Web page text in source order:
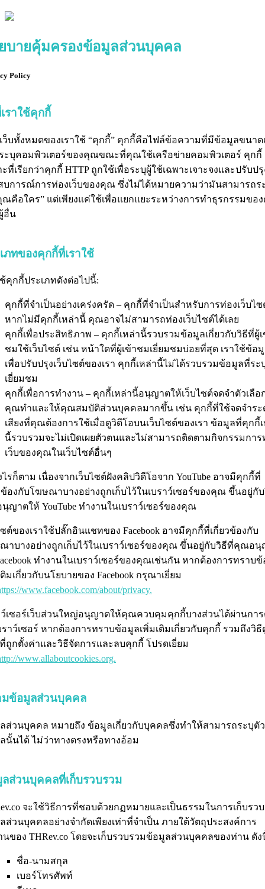
บายคุ้มครองข้อมูลส่วนบุคคล
Policy
ราใช้คุกกี้
ว็บทั้งหมดของเราใช้ “คุกกี้” คุกกี้คือไฟล์ข้อความที่มีข้อมูลขนาด
ะบุคอมพิวเตอร์ของคุณขณะที่คุณใช้เครือข่ายคอมพิวเตอร์ คุกกี้
ะที่เรียกว่าคุกกี้ HTTP ถูกใช้เพื่อระบุผู้ใช้เฉพาะเจาะจงและปรับปรุ
บการณ์การท่องเว็บของคุณ ซึ่งไม่ได้หมายความว่ามันสามารถร
ณคือใคร” แต่เพียงแค่ใช้เพื่อแยกแยะระหว่างการทำธุรกรรมขอ
อื่น
ภทของคุกกี้ที่เราใช้
ช้คุกกี้ประเภทดังต่อไปนี้:
คุกกี้ที่จำเป็นอย่างเคร่งครัด – คุกกี้ที่จำเป็นสำหรับการท่องเว็บไซ
หากไม่มีคุกกี้เหล่านี้ คุณอาจไม่สามารถท่องเว็บไซต์ได้เลย
คุกกี้เพื่อประสิทธิภาพ – คุกกี้เหล่านี้รวบรวมข้อมูลเกี่ยวกับวิธีที่ผู้เ
ชมใช้เว็บไซต์ เช่น หน้าใดที่ผู้เข้าชมเยี่ยมชมบ่อยที่สุด เราใช้ข้อ
เพื่อปรับปรุงเว็บไซต์ของเรา คุกกี้เหล่านี้ไม่ได้รวบรวมข้อมูลที่ระ
เยี่ยมชม
คุกกี้เพื่อการทำงาน – คุกกี้เหล่านี้อนุญาตให้เว็บไซต์จดจำตัวเลือ
คุณทำและให้คุณสมบัติส่วนบุคคลมากขึ้น เช่น คุกกี้ที่ใช้จดจำระ
เสียงที่คุณต้องการใช้เมื่อดูวิดีโอบนเว็บไซต์ของเรา ข้อมูลที่คุกกี้
นี้รวบรวมจะไม่เปิดเผยตัวตนและไม่สามารถติดตามกิจกรรมการ
เว็บของคุณในเว็บไซต์อื่นๆ
ไรก็ตาม เนื่องจากเว็บไซต์ฝังคลิปวิดีโอจาก YouTube อาจมีคุกกี้ที่
ข้องกับโฆษณาบางอย่างถูกเก็บไว้ในเบราว์เซอร์ของคุณ ขึ้นอยู่กั
ญาตให้ YouTube ทำงานในเบราว์เซอร์ของคุณ
ซต์ของเราใช้ปลั๊กอินแชทของ Facebook อาจมีคุกกี้ที่เกี่ยวข้องกับ
าบางอย่างถูกเก็บไว้ในเบราว์เซอร์ของคุณ ขึ้นอยู่กับวิธีที่คุณอ
ทำงานในเบราว์เซอร์ของคุณเช่นกัน หากต้องการทราบ
ติมเกี่ยวกับนโยบายของ Facebook กรุณาเยี่ยม
www.facebook.com/about/privacy.
ว์เซอร์เว็บส่วนใหญ่อนุญาตให้คุณควบคุมคุกกี้บางส่วนได้ผ่านการ
ราว์เซอร์ หากต้องการทราบข้อมูลเพิ่มเติมเกี่ยวกับคุกกี้ รวมถึงวิธี
ถูกตั้งค่าและวิธีจัดการและลบคุกกี้ โปรดเยี่ยม
www.allaboutcookies.org.
ข้อมูลส่วนบุคคล
ส่วนบุคคล หมายถึง ข้อมูลเกี่ยวกับบุคคลซึ่งทำให้สามารถระบุตัว
นั้นได้ ไม่ว่าทางตรงหรือทางอ้อม
ส่วนบุคคลที่เก็บรวบรวม
จะใช้วิธีการที่ชอบด้วยกฏหมายและเป็นธรรมในการเก็บรว
ส่วนบุคคลอย่างจำกัดเพียงเท่าที่จำเป็น ภายใต้วัตถุประสงค์การ
นของ THRev.co โดยจะเก็บรวบรวมข้อมูลส่วนบุคคลของท่าน ดัง
ชื่อ-นามสกุล
เบอร์โทรศัพท์